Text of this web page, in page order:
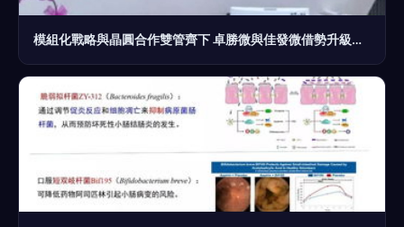
模組化戰略與晶圓合作雙管齊下 卓勝微與佳發微借勢升級競爭力